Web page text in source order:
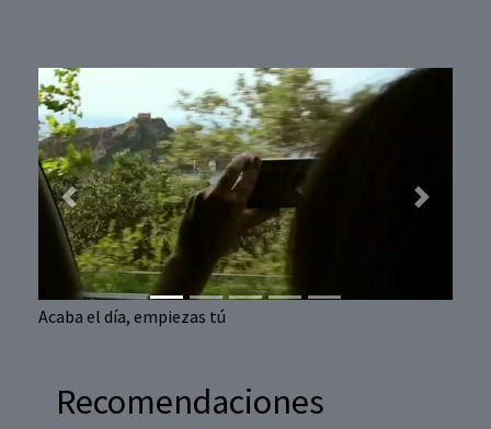
Acaba el día, empiezas tú
Previous Next
Recomendaciones